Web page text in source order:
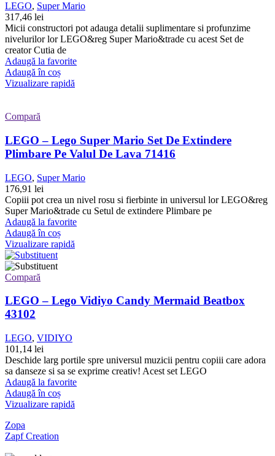
LEGO, Super Mario
317,46 lei
Micii constructori pot adauga detalii suplimentare si profunzime
nivelurilor lor LEGO&reg Super Mario&trade cu acest Set de
creator Cutia de
Adaugă la favorite
Adaugă în coș
Vizualizare rapidă
Compară
LEGO – Lego Super Mario Set De Extindere
Plimbare Pe Valul De Lava 71416
LEGO, Super Mario
176,91 lei
Copiii pot crea un nivel rosu si fierbinte in universul lor LEGO&reg
Super Mario&trade cu Setul de extindere Plimbare pe
Adaugă la favorite
Adaugă în coș
Vizualizare rapidă
Compară
LEGO – Lego Vidiyo Candy Mermaid Beatbox
43102
LEGO, VIDIYO
101,14 lei
Deschide larg portile spre universul muzicii pentru copiii care adora
sa danseze si sa se exprime creativ! Acest set LEGO
Adaugă la favorite
Adaugă în coș
Vizualizare rapidă
Zopa
Zapf Creation